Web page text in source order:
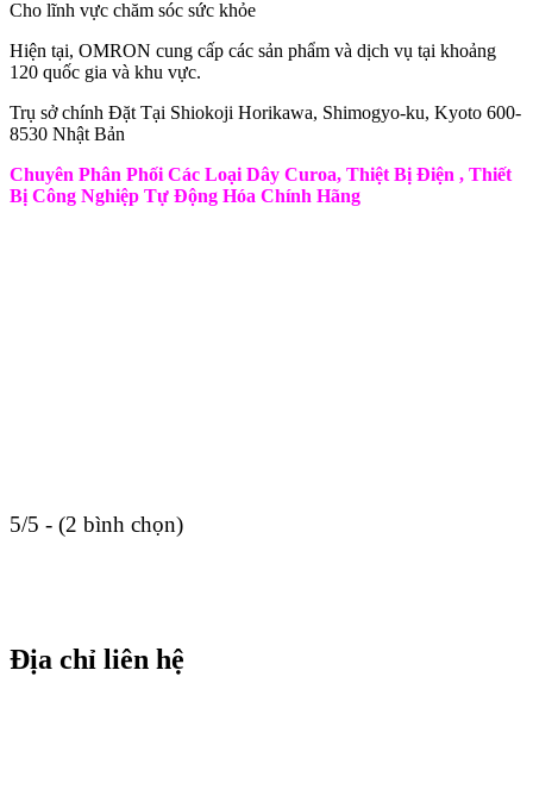
Cho lĩnh vực chăm sóc sức khỏe
Hiện tại, OMRON cung cấp các sản phẩm và dịch vụ tại khoảng
120 quốc gia và khu vực.
Trụ sở chính Đặt Tại Shiokoji Horikawa, Shimogyo-ku, Kyoto 600-
8530 Nhật Bản
Chuyên Phân Phối Các Loại Dây Curoa, Thiệt Bị Điện , Thiết
Bị Công Nghiệp Tự Động Hóa Chính Hãng
5/5 - (2 bình chọn)
Địa chỉ liên hệ